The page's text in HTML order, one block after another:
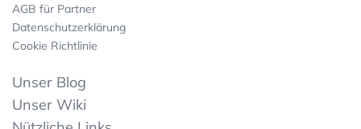
AGB für Partner
Datenschutzerklärung
Cookie Richtlinie
Unser Blog
Unser Wiki